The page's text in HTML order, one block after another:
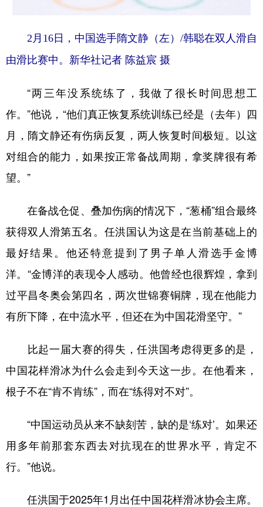
2月16日，中国选手隋文静（左）/韩聪在双人滑自
由滑比赛中。新华社记者 陈益宸 摄
“两三年没系统练了，我做了很长时间思想工
作。”他说，“他们真正恢复系统训练已经是（去年）四
月，隋文静还有伤病反复，两人恢复时间极短。以这
对组合的能力，如果按正常备战周期，拿奖牌很有希
望。”
在备战仓促、叠加伤病的情况下，“葱桶”组合最终
获得双人滑第五名。任洪国认为这是在当前基础上的
最好结果。他还特意提到了男子单人滑选手金博
洋。“金博洋的表现令人感动。他曾经也很辉煌，拿到
过平昌冬奥会第四名，两次世锦赛铜牌，现在他能力
有所下降，在中流水平，但还在为中国花滑坚守。”
比起一届大赛的得失，任洪国考虑得更多的是，
中国花样滑冰为什么会走到今天这一步。在他看来，
根子不在“肯不肯练”，而在“练得对不对”。
“中国运动员从来不缺刻苦，缺的是‘练对’。如果还
用多年前那套东西去对抗现在的世界水平，肯定不
行。”他说。
任洪国于2025年1月出任中国花样滑冰协会主席。